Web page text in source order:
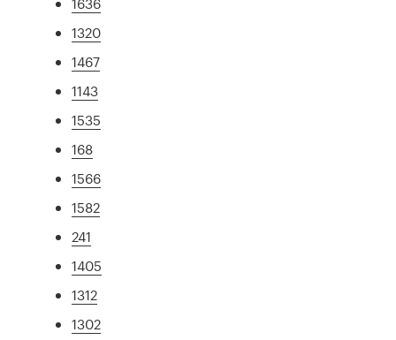
1320
1467
1143
1535
168
1566
1582
241
1405
1312
1302